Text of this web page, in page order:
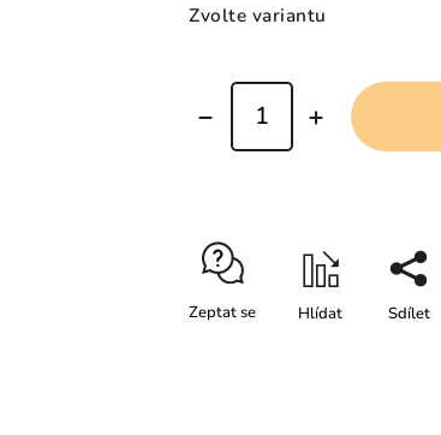
Zvolte variantu
Zeptat se Hlídat Sdílet